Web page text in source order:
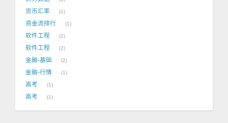
货币汇率 1
资金流排行 1
软件工程 2
软件工程 2
金融-基础 2
金融-行情 1
高考 1
高考 1